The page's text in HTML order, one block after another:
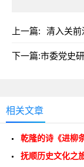
上一篇: 清入关前
下一篇:市委党史
相关文章
乾隆的诗《进柳
抚顺历史文化之